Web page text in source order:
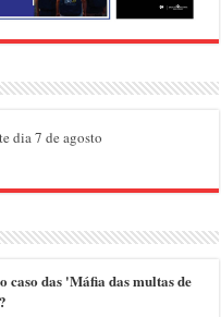
dia 7 de agosto
caso das 'Máfia das multas de